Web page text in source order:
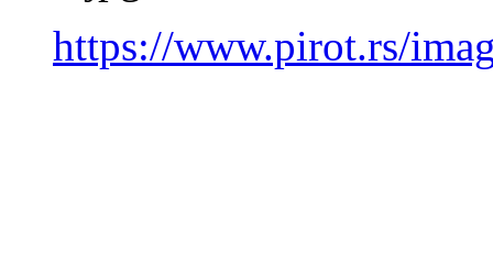
https://www.pirot.rs/